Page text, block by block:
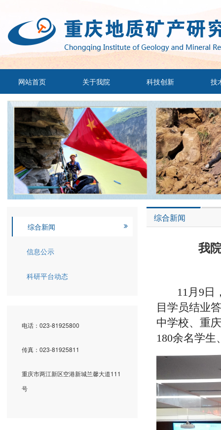
网站首页 关于我院 科技创新 技
综合新闻
信息公示
科研平台动态
电话：023-81925800
传真：023-81925811
重庆市两江新区空港新城兰馨大道111
号
综合新闻
我
11月9日
目学员结业
中学校、重
180余名学